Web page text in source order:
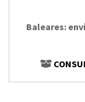
Baleares: